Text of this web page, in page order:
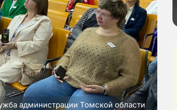
администрации Томской области